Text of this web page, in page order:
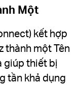
Một
kết hợp
thành một Tên
giúp thiết bị
tần khả dụng